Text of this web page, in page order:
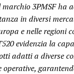
marchio 3PMSF ha
in diversi
e nelle regioni
evidenzia la
adatti a diverse
operative,